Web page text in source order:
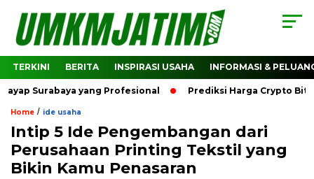
TERKINI BERITA INSPIRASI USAHA INFORMASI &
yang Profesional Prediksi Harga Crypto Bitcoin:
Home / ide usaha
Intip 5 Ide Pengembangan dari
Perusahaan Printing Tekstil yang
Bikin Kamu Penasaran